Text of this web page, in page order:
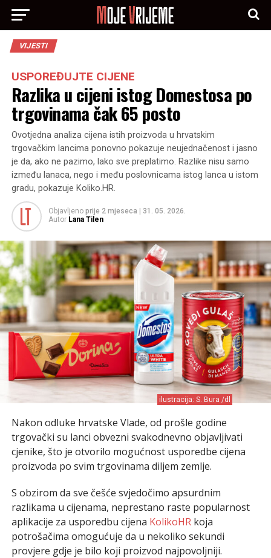
VIJESTI
USPOREĐUJTE CIJENE
Razlika u cijeni istog Domestosa po
trgovinama čak 65 posto
Ovotjedna analiza cijena istih proizvoda u hrvatskim
trgovačkim lancima ponovno pokazuje neujednačenost i jasno
je da, ako ne pazimo, lako sve preplatimo. Razlike nisu samo
između lanaca, nego i među poslovnicama istog lanca u istom
gradu, pokazuje Koliko.HR.
Objavljeno prije 2 mjeseca
31. 05. 2026.
Autor Lana Tilen
ilustracija: S. Bura /dl
Nakon odluke hrvatske Vlade, od prošle godine
trgovački su lanci obvezni svakodnevno objavljivati
cjenike, što je otvorilo mogućnost usporedbe cijena
proizvoda po svim trgovinama diljem zemlje.
S obzirom da sve češće svjedočimo apsurdnim
razlikama u cijenama, neprestano raste popularnost
aplikacije za usporedbu cijena KolikoHRkoja
potrošačima omogućuje da u nekoliko sekundi
provjere gdje je bilo koji proizvod najpovoljniji.